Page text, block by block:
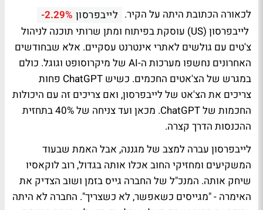
לכאורה הכתובת היתה על הקיר. לייבפרסון -2.29%
לייבפרסון (US) עוסקת בפיתוח ומתן שרותי תוכנה לניהול
צ'טים עם גולשים לאתרי אינטרנט עסקיים. אלא שבחודשים
האחרונים נחשפו מערכות ה-AI של מיקרוסופט וגוגל. כולם
במגרש של הצ'אטים החכמים. כשיש ChatGPT פחות
צריכים את הצ'אט של לייבפרסון, ואם צריכים זה עם היכולות
החכמות של ChatGPT. מכאן ועד צניחה של 40% בתחזית
ההכנסות הדרך קצרה.
לייבפרסון עברה למצב של מגננה, אבל האמת שבעוד
המשקיעים ומחזיקי החוב אכלו אותה בגדול, רוב לוקאסיו
שיחק אותה. המנכ"ל של החברה גייס בזמן ושוב הצדיק את
האימרה - "מגייסים כשאפשר, לא כשצריך". החברה לא היתה